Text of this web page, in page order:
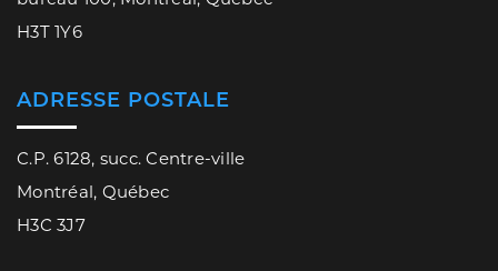
H3T 1Y6
ADRESSE POSTALE
C.P. 6128, succ. Centre-ville
Montréal, Québec
H3C 3J7